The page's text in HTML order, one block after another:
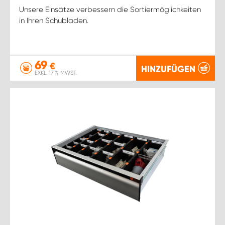
Unsere Einsätze verbessern die Sortiermöglichkeiten
in Ihren Schubladen.
69 €
EXKL. 17 % MWST. HINZUFÜGEN